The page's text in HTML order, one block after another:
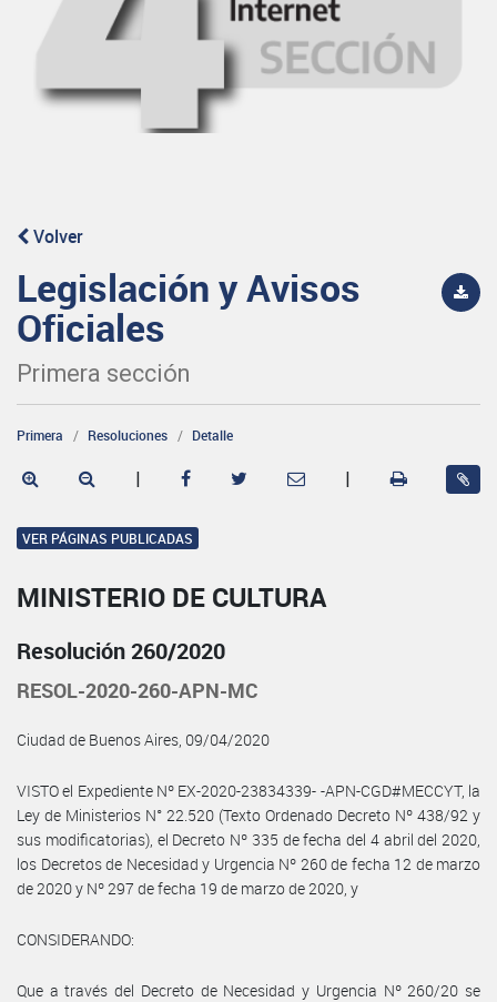
Volver
Legislación y Avisos
Oficiales
Primera sección
Primera Resoluciones Detalle
| |
VER PÁGINAS PUBLICADAS
MINISTERIO DE CULTURA
Resolución 260/2020
RESOL-2020-260-APN-MC
Ciudad de Buenos Aires, 09/04/2020
VISTO el Expediente Nº EX-2020-23834339- -APN-CGD#MECCYT, la
Ley de Ministerios N° 22.520 (Texto Ordenado Decreto Nº 438/92 y
sus modificatorias), el Decreto Nº 335 de fecha del 4 abril del 2020,
los Decretos de Necesidad y Urgencia Nº 260 de fecha 12 de marzo
de 2020 y Nº 297 de fecha 19 de marzo de 2020, y
CONSIDERANDO:
Que a través del Decreto de Necesidad y Urgencia Nº 260/20 se